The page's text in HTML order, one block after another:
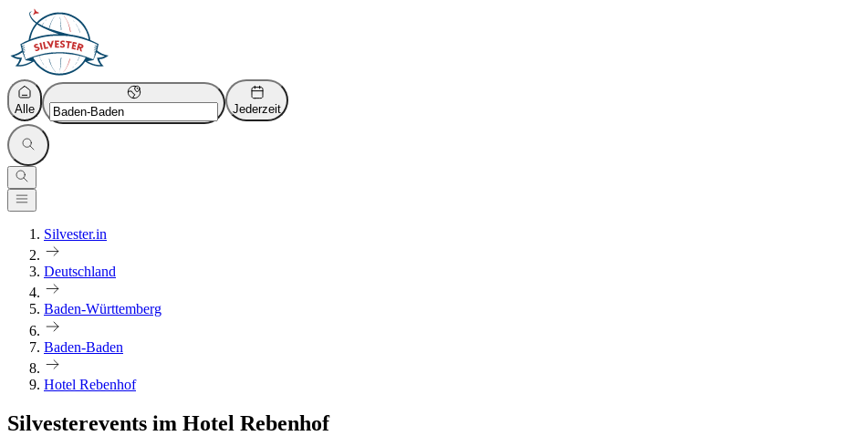
Alle Jederzeit
Silvester.in
Deutschland
Baden-Württemberg
Baden-Baden
Hotel Rebenhof
Silvesterevents im Hotel Rebenhof